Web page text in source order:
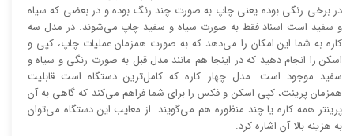
در برخی رنگی بوده یعنی چاپ به صورت چند رنگ بوده و در بعضی که سیاه
و سفید است اسناد فقط به صورت سیاه و سفید چاپ می‌شوند. در مدل سه
کاره به شما این امکان را می‌دهد که به صورت همزمان عملیات چاپ، کپی و
اسکن را انجام دهید که در اینجا هم مانند مدل قبل به صورت رنگی و سیاه و
سفید موجود است. مدل چهار کاره که کامل‌ترین دستگاه است قابلیت
همزمان پرینت، کپی اسکن و فکس را برای شما فراهم می‌کند که گاهی به آن
پرینتر همه کاره یا چند منظوره هم می‌گویند. از معایب این دستگاه می‌توان
به هزینه بالا آن اشاره کرد.